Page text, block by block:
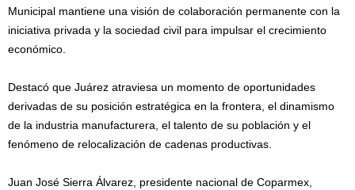
Municipal mantiene una visión de colaboración permanente con la
iniciativa privada y la sociedad civil para impulsar el crecimiento
económico.
Destacó que Juárez atraviesa un momento de oportunidades
derivadas de su posición estratégica en la frontera, el dinamismo
de la industria manufacturera, el talento de su población y el
fenómeno de relocalización de cadenas productivas.
Juan José Sierra Álvarez, presidente nacional de Coparmex,